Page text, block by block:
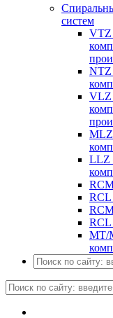
систем
VTZ
NTZ
VLZ
LLZ
RCL
RCL
MT/